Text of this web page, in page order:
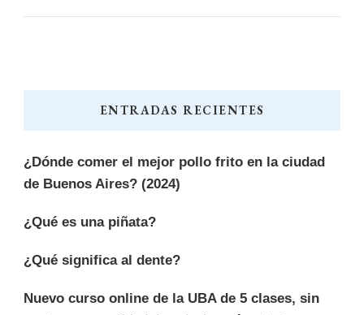
ENTRADAS RECIENTES
¿Dónde comer el mejor pollo frito en la ciudad
de Buenos Aires? (2024)
¿Qué es una piñata?
¿Qué significa al dente?
Nuevo curso online de la UBA de 5 clases, sin